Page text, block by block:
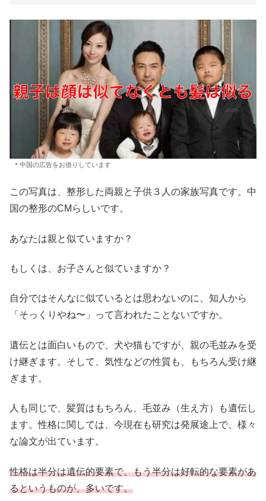
＊中国の広告をお借りしています
この写真は、整形した両親と子供３人の家族写真です。中
国の整形のCMらしいです。
あなたは親と似ていますか？
もしくは、お子さんと似ていますか？
自分ではそんなに似ているとは思わないのに、知人から
「そっくりやね〜」って言われたことないですか。
遺伝とは面白いもので、犬や猫もですが、親の毛並みを受
け継ぎます。そして、気性などの性質も、もちろん受け継
ぎます。
人も同じで、髪質はもちろん、毛並み（生え方）も遺伝し
ます。性格に関しては、今現在も研究は発展途上で、様々
な論文が出ています。
性格は半分は遺伝的要素で、もう半分は好転的な要素があ
るというものが、多いです。